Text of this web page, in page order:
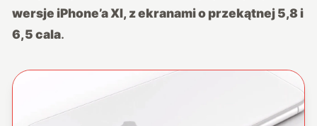
wersje iPhone’a XI, z ekranami o przekątnej 5,8 i
6,5 cala.